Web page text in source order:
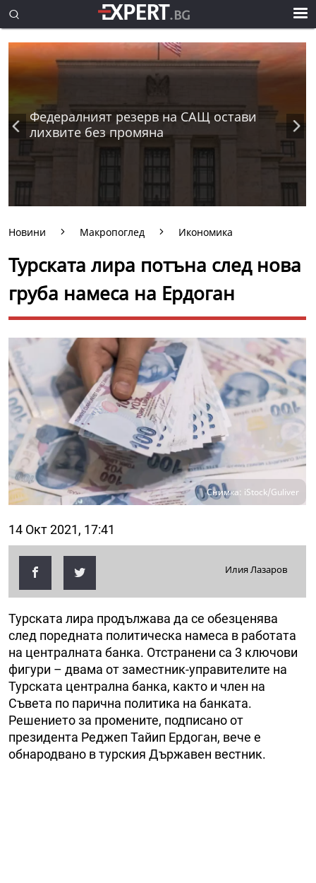
Федералният резерв на САЩ остави
лихвите без промяна
Новини Макропоглед Икономика
Турската лира потъна след нова
груба намеса на Ердоган
Снимка: iStock/Guliver
14 Окт 2021, 17:41
Илия Лазаров
Турската лира продължава да се обезценява
след поредната политическа намеса в работата
на централната банка. Отстранени са 3 ключови
фигури – двама от заместник-управителите на
Турската централна банка, както и член на
Съвета по парична политика на банката.
Решението за промените, подписано от
президента Реджеп Тайип Ердоган, вече е
обнародвано в турския Държавен вестник.